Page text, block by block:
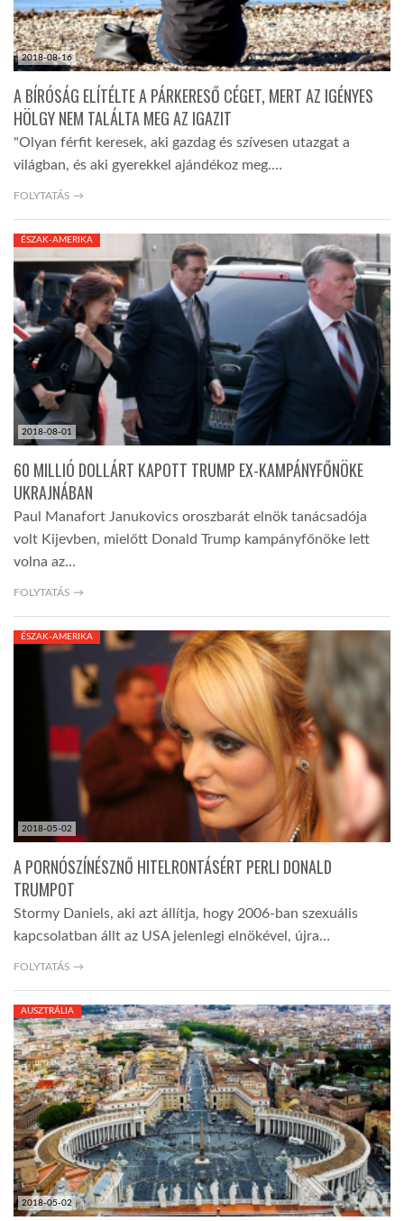
2018-08-16
A BÍRÓSÁG ELÍTÉLTE A PÁRKERESŐ CÉGET, MERT AZ IGÉNYES
HÖLGY NEM TALÁLTA MEG AZ IGAZIT
"Olyan férfit keresek, aki gazdag és szívesen utazgat a
világban, és aki gyerekkel ajándékoz meg.…
FOLYTATÁS →
2018-08-01
ÉSZAK-AMERIKA
60 MILLIÓ DOLLÁRT KAPOTT TRUMP EX-KAMPÁNYFŐNÖKE
UKRAJNÁBAN
Paul Manafort Janukovics oroszbarát elnök tanácsadója
volt Kijevben, mielőtt Donald Trump kampányfőnöke lett
volna az…
FOLYTATÁS →
2018-05-02
ÉSZAK-AMERIKA
A PORNÓSZÍNÉSZNŐ HITELRONTÁSÉRT PERLI DONALD
TRUMPOT
Stormy Daniels, aki azt állítja, hogy 2006-ban szexuális
kapcsolatban állt az USA jelenlegi elnökével, újra…
FOLYTATÁS →
2018-05-02
AUSZTRÁLIA